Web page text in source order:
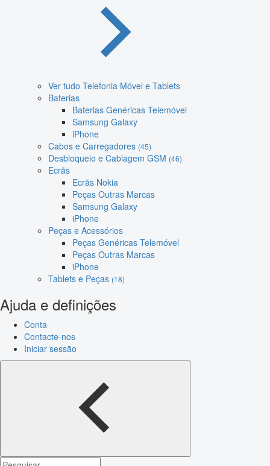
Ver tudo Telefonia Móvel e Tablets
Baterias
Baterias Genéricas Telemóvel
Samsung Galaxy
iPhone
Cabos e Carregadores (45)
Desbloqueio e Cablagem GSM (46)
Ecrãs
Ecrãs Nokia
Peças Outras Marcas
Samsung Galaxy
iPhone
Peças e Acessórios
Peças Genéricas Telemóvel
Peças Outras Marcas
iPhone
Tablets e Peças (18)
Ajuda e definições
Conta
Contacte-nos
Iniciar sessão